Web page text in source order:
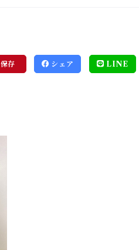
保存 シェア LINE